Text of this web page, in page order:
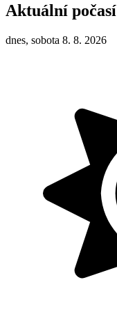
Aktuální počasí
dnes, sobota 8. 8. 2026